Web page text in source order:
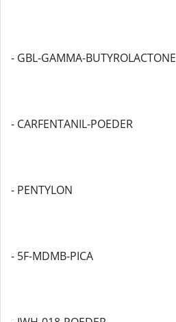
- GBL-GAMMA-BUTYROLACTONE
- CARFENTANIL-POEDER
- PENTYLON
- 5F-MDMB-PICA